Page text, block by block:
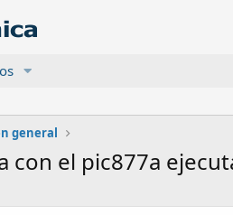
general
con el pic877a